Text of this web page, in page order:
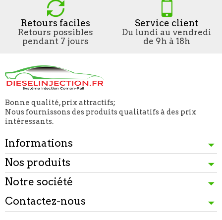
Retours faciles
Retours possibles
pendant 7 jours
Service client
Du lundi au vendredi
de 9h à 18h
Bonne qualité, prix attractifs;
Nous fournissons des produits qualitatifs à des prix
intéressants.
Informations
Nos produits
Notre société
Contactez-nous